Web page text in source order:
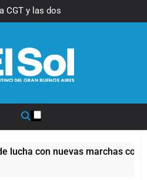
CGT y las dos CTA
plan de lucha con
con nuevas marchas contra el